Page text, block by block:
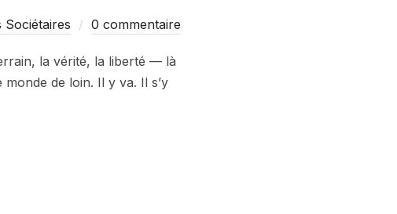
Sociétaires 0 commentaire
la vérité, la liberté — là
de loin. Il y va. Il s’y